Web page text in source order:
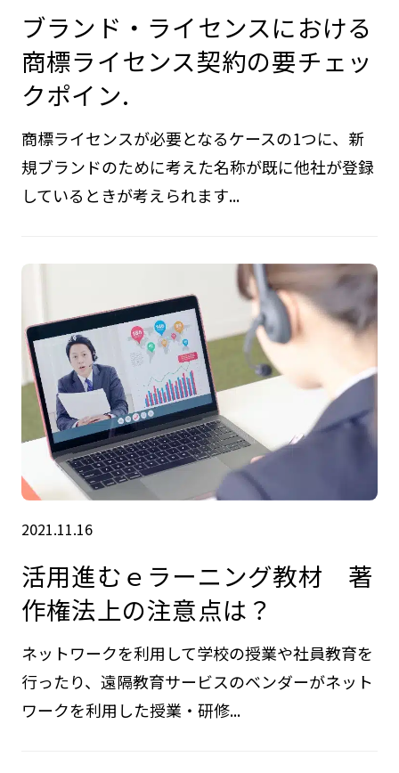
ブランド・ライセンスにおける
商標ライセンス契約の要チェッ
クポイン.
商標ライセンスが必要となるケースの1つに、新
規ブランドのために考えた名称が既に他社が登録
しているときが考えられます...
2021.11.16
活用進むｅラーニング教材 著
作権法上の注意点は？
ネットワークを利用して学校の授業や社員教育を
行ったり、遠隔教育サービスのベンダーがネット
ワークを利用した授業・研修...